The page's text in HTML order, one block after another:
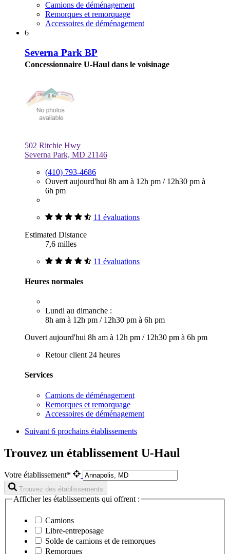
Camions de déménagement
Remorques et remorquage
Accessoires de déménagement
6
Severna Park BP
Concessionnaire U-Haul dans le voisinage
502 Ritchie Hwy
Severna Park, MD 21146
(410) 793-4686
Ouvert aujourd'hui 8h am à 12h pm / 12h30 pm à
6h pm
11 évaluations
Estimated Distance
7,6 milles
11 évaluations
Heures normales
Lundi au dimanche :
8h am à 12h pm / 12h30 pm à 6h pm
Ouvert aujourd'hui 8h am à 12h pm / 12h30 pm à 6h pm
Retour client 24 heures
Services
Camions de déménagement
Remorques et remorquage
Accessoires de déménagement
Suivant 6 prochains établissements
Trouvez un établissement U-Haul
Votre établissement*
Trouvez des établissements
Afficher les établissements qui offrent :
Camions
Libre-entreposage
Solde de camions et de remorques
Remorques